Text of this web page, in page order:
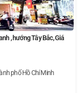
, hướng Tây Bắc, Giá
phố Hồ Chí Minh